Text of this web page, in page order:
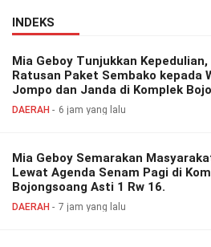
INDEKS
Mia Geboy Tunjukkan Kepedulian,
Ratusan Paket Sembako kepada
Jompo dan Janda di Komplek
Asri 1
DAERAH 6 jam yang lalu
Mia Geboy Semarakan
Lewat Agenda Senam Pagi di
Bojongsoang Asti 1 Rw 16.
DAERAH 7 jam yang lalu